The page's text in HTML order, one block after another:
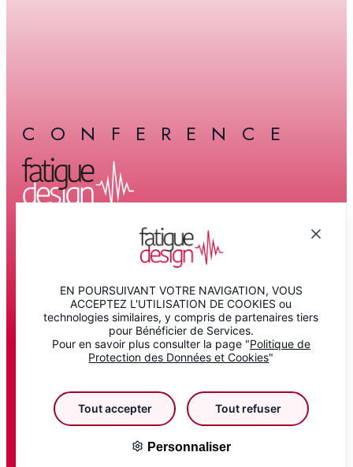
CONFERENCE
Speaker, exhibitor, sponsor, visitor, or are
you still looking for your profile? If you
have any question:
Exhibition
Sponsors
Information
REGISTRATION
CONTACT US
2026
Legal noticePlan du site
EN POURSUIVANT VOTRE NAVIGATION, VOUS
ACCEPTEZ L'UTILISATION DE COOKIES ou
technologies similaires, y compris de partenaires tiers
pour Bénéficier de Services.
Pour en savoir plus consulter la page "Politique de
Protection des Données et Cookies"
Tout accepter Tout refuser
Personnaliser